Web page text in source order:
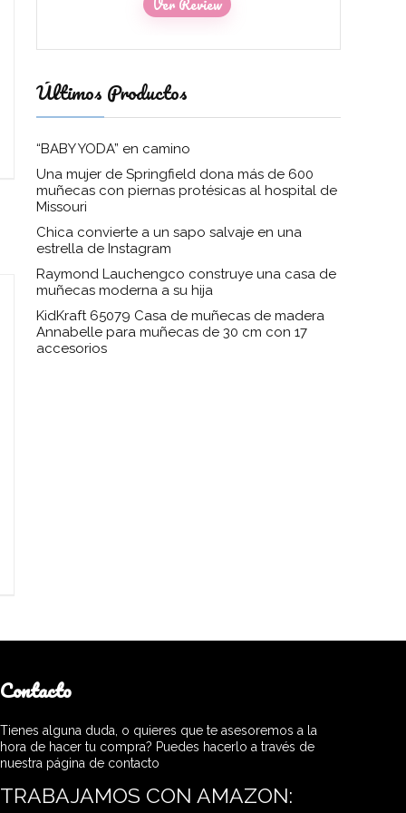
Últimos Productos
“BABY YODA” en camino
Una mujer de Springfield dona más de 600
muñecas con piernas protésicas al hospital de
Missouri
Chica convierte a un sapo salvaje en una
estrella de Instagram
Raymond Lauchengco construye una casa de
muñecas moderna a su hija
KidKraft 65079 Casa de muñecas de madera
Annabelle para muñecas de 30 cm con 17
accesorios
Contacto
Tienes alguna duda, o quieres que te asesoremos a la
hora de hacer tu compra? Puedes hacerlo a través de
nuestra página de contacto
TRABAJAMOS CON AMAZON: